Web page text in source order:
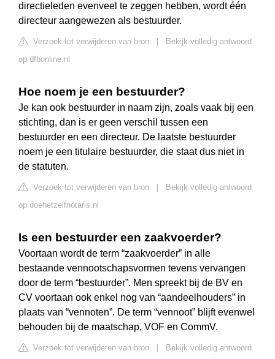
directieleden evenveel te zeggen hebben, wordt één
directeur aangewezen als bestuurder.
Verzoek tot verwijderen van bron
Bekijk volledig antwoord
op dfbonline.nl
Hoe noem je een bestuurder?
Je kan ook bestuurder in naam zijn, zoals vaak bij een
stichting, dan is er geen verschil tussen een
bestuurder en een directeur. De laatste bestuurder
noem je een titulaire bestuurder, die staat dus niet in
de statuten.
Verzoek tot verwijderen van bron
Bekijk volledig antwoord
op doehetzelfnotaris.nl
Is een bestuurder een zaakvoerder?
Voortaan wordt de term “zaakvoerder” in alle
bestaande vennootschapsvormen tevens vervangen
door de term “bestuurder”. Men spreekt bij de BV en
CV voortaan ook enkel nog van “aandeelhouders” in
plaats van “vennoten”. De term “vennoot” blijft evenwel
behouden bij de maatschap, VOF en CommV.
Verzoek tot verwijderen van bron Bekijk volledig antwoord